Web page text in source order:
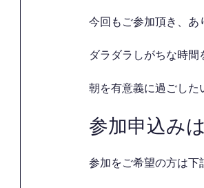
今回もご参加頂き、あ
ダラダラしがちな時
朝を有意義に過ごした
参加申込み
参加をご希望の方は下